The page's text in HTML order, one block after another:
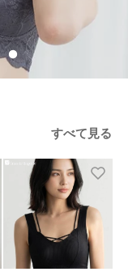
すべて見る